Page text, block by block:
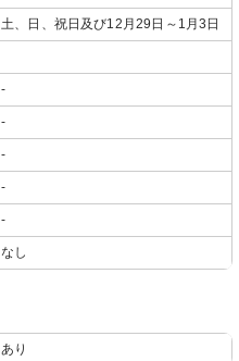
土、日、祝日及び12月29日～1月3日
-
-
-
-
-
なし
あり